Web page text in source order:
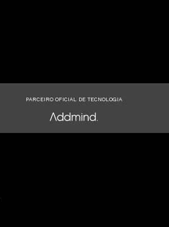
PARCEIRO OFICIAL DE TECNOLOGIA